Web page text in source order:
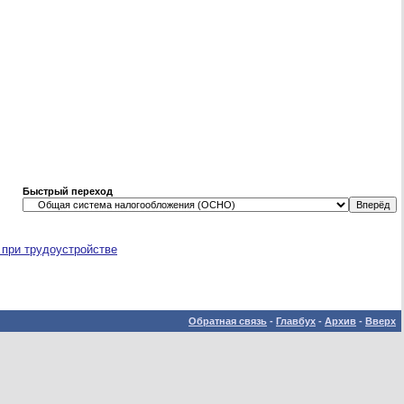
Быстрый переход
трудоустройстве
Обратная связь - Главбух - Архив - Вверх